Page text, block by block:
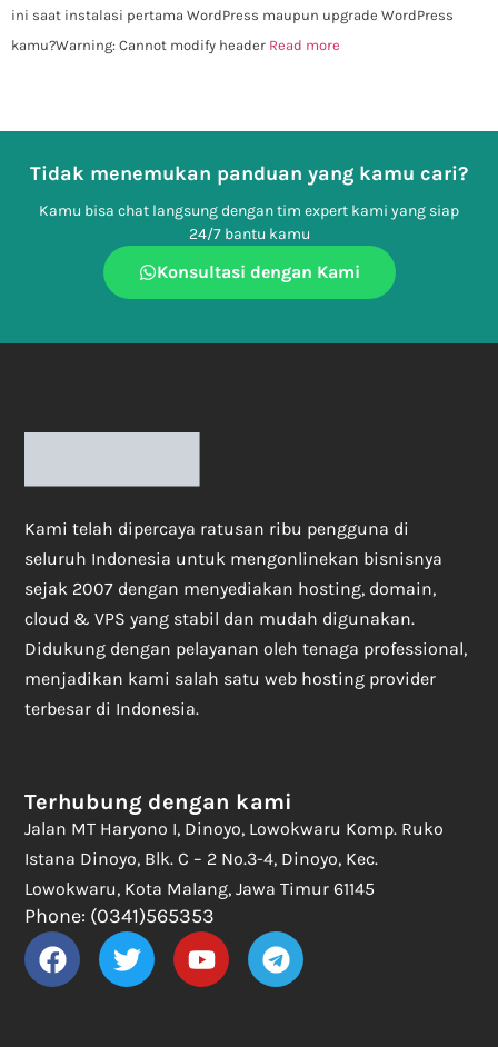
ini saat instalasi pertama WordPress maupun upgrade WordPress
kamu?Warning: Cannot modify header Read more
Tidak menemukan panduan yang kamu cari?
Kamu bisa chat langsung dengan tim expert kami yang siap
24/7 bantu kamu
Konsultasi dengan Kami
Kami telah dipercaya ratusan ribu pengguna di
seluruh Indonesia untuk mengonlinekan bisnisnya
sejak 2007 dengan menyediakan hosting, domain,
cloud & VPS yang stabil dan mudah digunakan.
Didukung dengan pelayanan oleh tenaga professional,
menjadikan kami salah satu web hosting provider
terbesar di Indonesia.
Terhubung dengan kami
Jalan MT Haryono I, Dinoyo, Lowokwaru Komp. Ruko
Istana Dinoyo, Blk. C – 2 No.3-4, Dinoyo, Kec.
Lowokwaru, Kota Malang, Jawa Timur 61145
Phone: (0341)565353